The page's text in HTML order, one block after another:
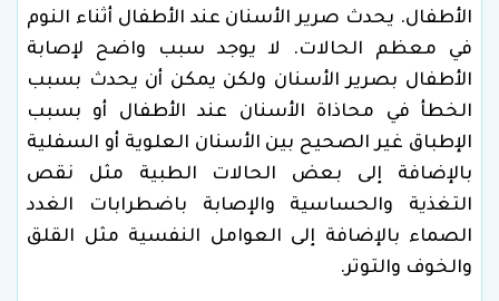
الأطفال. يحدث صرير الأسنان عند الأطفال أثناء النوم
في معظم الحالات. لا يوجد سبب واضح لإصابة
الأطفال بصرير الأسنان ولكن يمكن أن يحدث بسبب
الخطأ في محاذاة الأسنان عند الأطفال أو بسبب
الإطباق غير الصحيح بين الأسنان العلوية أو السفلية
بالإضافة إلى بعض الحالات الطبية مثل نقص
التغذية والحساسية والإصابة باضطرابات الغدد
الصماء بالإضافة إلى العوامل النفسية مثل القلق
والخوف والتوتر.